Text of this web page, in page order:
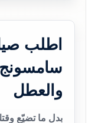
اطلب
والعطل
بدل ما تضيّع